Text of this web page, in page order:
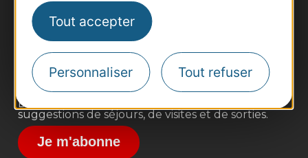
Tout accepter
Personnaliser Tout refuser
Pros d'Occitanie
Site presse et d'influence
Destination Sport
Inscrivez-vous à la lettre d'information
Destination Occitanie pour recevoir des
suggestions de séjours, de visites et de sorties.
Je m'abonne